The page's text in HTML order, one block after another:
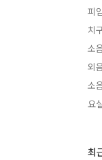
피
치
소
외
소
요
최
최